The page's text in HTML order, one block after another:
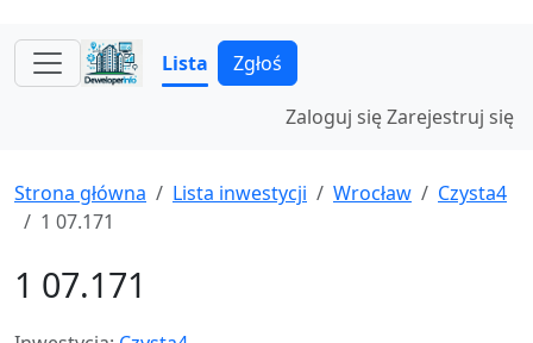
Lista Zgłoś
Zaloguj sięZarejestruj się
Strona główna Lista inwestycji Wrocław
Czysta4
1 07.171
1 07.171